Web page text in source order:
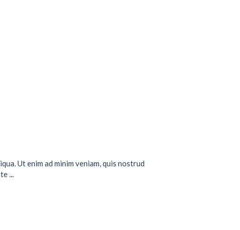
Ut enim ad minim veniam, quis nostrud
...